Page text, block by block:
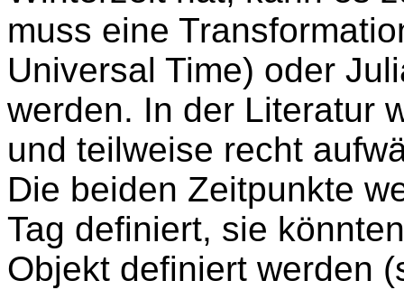
muss eine
Universal Time) oder
werden. In der Literatur
und teilweise recht
Die beiden Zeitpunkte
Tag definiert, sie
Objekt definiert werden